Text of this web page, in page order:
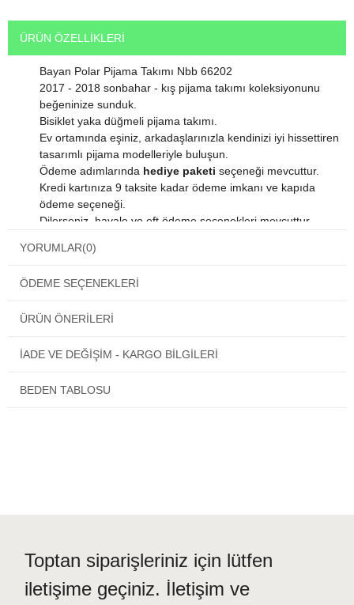
ÜRÜN ÖZELLIKLERI
Bayan Polar Pijama Takımı Nbb 66202
2017 - 2018 sonbahar - kış pijama takımı koleksiyonunu
beğeninize sunduk.
Bisiklet yaka düğmeli pijama takımı.
Ev ortamında eşiniz, arkadaşlarınızla kendinizi iyi hissettiren
tasarımlı pijama modelleriyle buluşun.
Ödeme adımlarında hediye paketi seçeneği mevcuttur.
Kredi kartınıza 9 taksite kadar ödeme imkanı ve kapıda
ödeme seçeneği.
Dilerseniz havale ve eft ödeme seçenekleri mevcuttur.
Ürün içinden kendi kumaşına özel yıkama talimatı
Ürününüzün uzun süreli kullanımı için bu talimatlara lütfen
Bayan Polar Pijama Takımı Nbb 66202
YORUMLAR(0)
ÖDEME SEÇENEKLERI
ÜRÜN ÖNERILERI
İADE VE DEĞİŞİM - KARGO BİLGİLERİ
BEDEN TABLOSU
Toptan siparişleriniz için lütfen
iletişime geçiniz. İletişim ve